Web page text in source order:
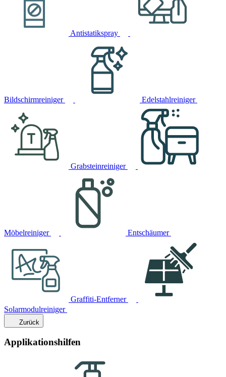
Antistatikspray
Bildschirmreiniger Edelstahlreiniger
Grabsteinreiniger
Möbelreiniger Entschäumer
Graffiti-Entferner
Solarmodulreiniger
Zurück
Applikationshilfen